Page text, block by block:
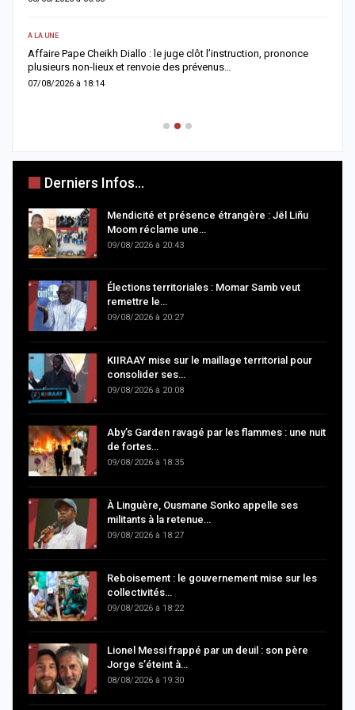
A LA UNE
Affaire Pape Cheikh Diallo : le juge clôt l’instruction, prononce
plusieurs non-lieux et renvoie des prévenus…
07/08/2026 à 18:14
Derniers Infos...
Mendicité et présence étrangère : Jël Liñu
Moom réclame une…
09/08/2026 à 20:43
Élections territoriales : Momar Samb veut
remettre le…
09/08/2026 à 20:27
KIIRAAY mise sur le maillage territorial pour
consolider ses…
09/08/2026 à 20:08
Aby’s Garden ravagé par les flammes : une nuit
de fortes…
09/08/2026 à 18:35
À Linguère, Ousmane Sonko appelle ses
militants à la retenue…
09/08/2026 à 18:27
Reboisement : le gouvernement mise sur les
collectivités…
09/08/2026 à 18:22
Lionel Messi frappé par un deuil : son père
Jorge s’éteint à…
08/08/2026 à 19:30